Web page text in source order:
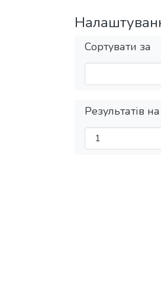
Сортувати за
Результатів